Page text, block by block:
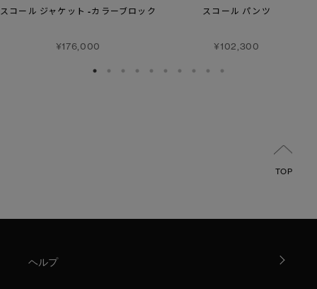
スコール ジャケット -カラーブロック
¥176,000
スコール パンツ
¥102,300
TOP
ヘルプ